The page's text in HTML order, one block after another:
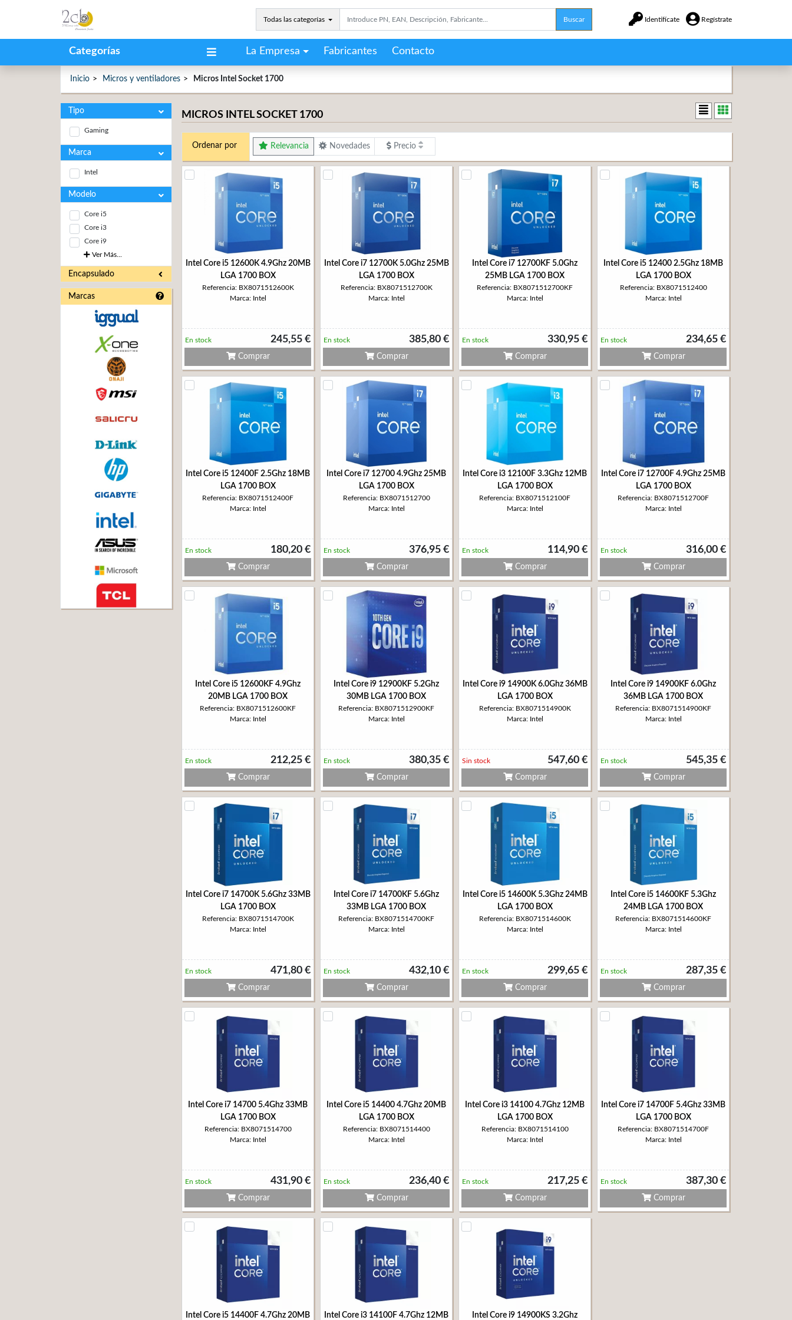
Todas las categorías Buscar Identifícate Regístrate
Categorías La Empresa Fabricantes Contacto
Inicio Micros y ventiladores Micros Intel Socket 1700
Tipo
Gaming
Marca
Intel
Modelo
Core i5
Core i3
Core i9
Ver Más...
Encapsulado
Marcas
MICROS INTEL SOCKET 1700
Ordenar por Relevancia Novedades Precio
Intel Core i5 12600K 4.9Ghz 20MB
LGA 1700 BOX
Referencia: BX8071512600K
Marca: Intel
245,55 €
En stock
Comprar
Intel Core i7 12700K 5.0Ghz 25MB
LGA 1700 BOX
Referencia: BX8071512700K
Marca: Intel
385,80 €
En stock
Comprar
Intel Core i7 12700KF 5.0Ghz
25MB LGA 1700 BOX
Referencia: BX8071512700KF
Marca: Intel
330,95 €
En stock
Comprar
Intel Core i5 12400 2.5Ghz 18MB
LGA 1700 BOX
Referencia: BX8071512400
Marca: Intel
234,65 €
En stock
Comprar
Intel Core i5 12400F 2.5Ghz 18MB
LGA 1700 BOX
Referencia: BX8071512400F
Marca: Intel
180,20 €
En stock
Comprar
Intel Core i7 12700 4.9Ghz 25MB
LGA 1700 BOX
Referencia: BX8071512700
Marca: Intel
376,95 €
En stock
Comprar
Intel Core i3 12100F 3.3Ghz 12MB
LGA 1700 BOX
Referencia: BX8071512100F
Marca: Intel
114,90 €
En stock
Comprar
Intel Core i7 12700F 4.9Ghz 25MB
LGA 1700 BOX
Referencia: BX8071512700F
Marca: Intel
316,00 €
En stock
Comprar
Intel Core i5 12600KF 4.9Ghz
20MB LGA 1700 BOX
Referencia: BX8071512600KF
Marca: Intel
212,25 €
En stock
Comprar
Intel Core i9 12900KF 5.2Ghz
30MB LGA 1700 BOX
Referencia: BX8071512900KF
Marca: Intel
380,35 €
En stock
Comprar
Intel Core i9 14900K 6.0Ghz 36MB
LGA 1700 BOX
Referencia: BX8071514900K
Marca: Intel
547,60 €
Sin stock
Comprar
Intel Core i9 14900KF 6.0Ghz
36MB LGA 1700 BOX
Referencia: BX8071514900KF
Marca: Intel
545,35 €
En stock
Comprar
Intel Core i7 14700K 5.6Ghz 33MB
LGA 1700 BOX
Referencia: BX8071514700K
Marca: Intel
471,80 €
En stock
Comprar
Intel Core i7 14700KF 5.6Ghz
33MB LGA 1700 BOX
Referencia: BX8071514700KF
Marca: Intel
432,10 €
En stock
Comprar
Intel Core i5 14600K 5.3Ghz 24MB
LGA 1700 BOX
Referencia: BX8071514600K
Marca: Intel
299,65 €
En stock
Comprar
Intel Core i5 14600KF 5.3Ghz
24MB LGA 1700 BOX
Referencia: BX8071514600KF
Marca: Intel
287,35 €
En stock
Comprar
Intel Core i7 14700 5.4Ghz 33MB
LGA 1700 BOX
Referencia: BX8071514700
Marca: Intel
431,90 €
En stock
Comprar
Intel Core i5 14400 4.7Ghz 20MB
LGA 1700 BOX
Referencia: BX8071514400
Marca: Intel
236,40 €
En stock
Comprar
Intel Core i3 14100 4.7Ghz 12MB
LGA 1700 BOX
Referencia: BX8071514100
Marca: Intel
217,25 €
En stock
Comprar
Intel Core i7 14700F 5.4Ghz 33MB
LGA 1700 BOX
Referencia: BX8071514700F
Marca: Intel
387,30 €
En stock
Comprar
Intel Core i5 14400F 4.7Ghz 20MB Intel Core i3 14100F 4.7Ghz 12MB Intel Core i9 14900KS 3.2Ghz